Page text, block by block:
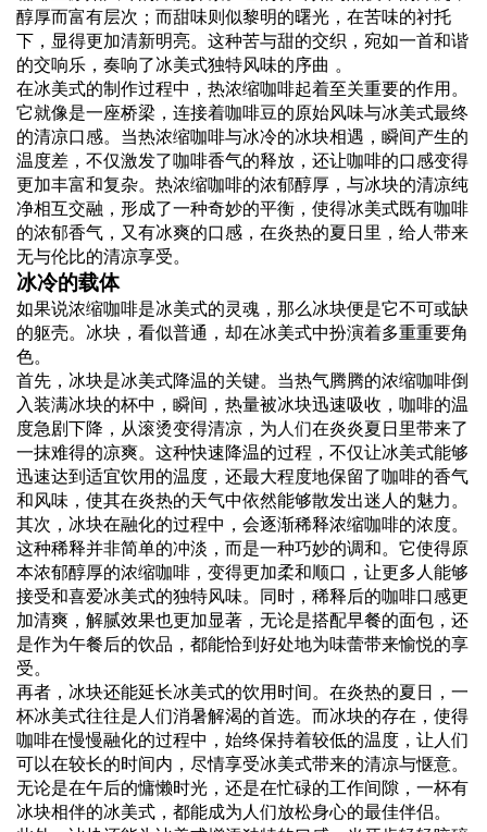
醇厚而富有层次；而甜味则似黎明的曙光，在苦味的衬托
下，显得更加清新明亮。这种苦与甜的交织，宛如一首和谐
的交响乐，奏响了冰美式独特风味的序曲 。
在冰美式的制作过程中，热浓缩咖啡起着至关重要的作用。
它就像是一座桥梁，连接着咖啡豆的原始风味与冰美式最终
的清凉口感。当热浓缩咖啡与冰冷的冰块相遇，瞬间产生的
温度差，不仅激发了咖啡香气的释放，还让咖啡的口感变得
更加丰富和复杂。热浓缩咖啡的浓郁醇厚，与冰块的清凉纯
净相互交融，形成了一种奇妙的平衡，使得冰美式既有咖啡
的浓郁香气，又有冰爽的口感，在炎热的夏日里，给人带来
无与伦比的清凉享受。
冰冷的载体
如果说浓缩咖啡是冰美式的灵魂，那么冰块便是它不可或缺
的躯壳。冰块，看似普通，却在冰美式中扮演着多重重要角
色。
首先，冰块是冰美式降温的关键。当热气腾腾的浓缩咖啡倒
入装满冰块的杯中，瞬间，热量被冰块迅速吸收，咖啡的温
度急剧下降，从滚烫变得清凉，为人们在炎炎夏日里带来了
一抹难得的凉爽。这种快速降温的过程，不仅让冰美式能够
迅速达到适宜饮用的温度，还最大程度地保留了咖啡的香气
和风味，使其在炎热的天气中依然能够散发出迷人的魅力。
其次，冰块在融化的过程中，会逐渐稀释浓缩咖啡的浓度。
这种稀释并非简单的冲淡，而是一种巧妙的调和。它使得原
本浓郁醇厚的浓缩咖啡，变得更加柔和顺口，让更多人能够
接受和喜爱冰美式的独特风味。同时，稀释后的咖啡口感更
加清爽，解腻效果也更加显著，无论是搭配早餐的面包，还
是作为午餐后的饮品，都能恰到好处地为味蕾带来愉悦的享
受。
再者，冰块还能延长冰美式的饮用时间。在炎热的夏日，一
杯冰美式往往是人们消暑解渴的首选。而冰块的存在，使得
咖啡在慢慢融化的过程中，始终保持着较低的温度，让人们
可以在较长的时间内，尽情享受冰美式带来的清凉与惬意。
无论是在午后的慵懒时光，还是在忙碌的工作间隙，一杯有
冰块相伴的冰美式，都能成为人们放松身心的最佳伴侣。